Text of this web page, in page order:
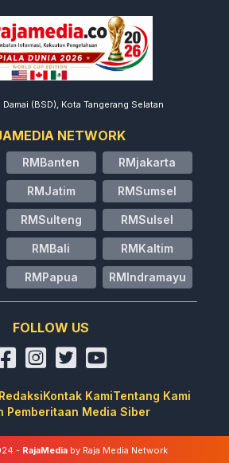
(BSD), Kota Tangerang Selatan
NETWORK
RMBanten RMjakarta
RMJatim RMSumsel
RMSulteng RMSulsel
RMBali RMKaltim
RMPapua RMIndramayu
FOLLOW US
RedaksiKontak KamiTentang Kami
Pemberitaan Media Siber
- RajaMedia by Raja Media Network